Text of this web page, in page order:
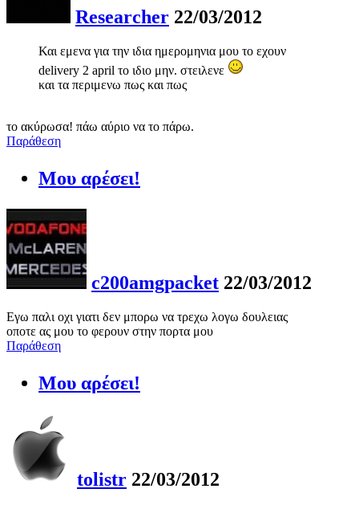
Researcher 22/03/2012
Και εμενα για την ιδια ημερομηνια μου το εχουν
delivery 2 april το ιδιο μην. στειλενε
και τα περιμενω πως και πως
το ακύρωσα! πάω αύριο να το πάρω.
Παράθεση
Μου αρέσει!
c200amgpacket 22/03/2012
Εγω παλι οχι γιατι δεν μπορω να τρεχω λογω δουλειας
οποτε ας μου το φερουν στην πορτα μου
Παράθεση
Μου αρέσει!
tolistr 22/03/2012